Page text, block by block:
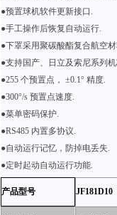
●预置球机软件更新接口.
●手工操作后恢复自动运行.
●下罩采用聚碳酸酯复合航空
●支持国产、日立及索尼系列
●255 个预置点， ±0.1° 精度.
●300°/s 预置点速度.
●菜单密码保护.
●RS485 内置多协议.
●自动运行记忆，防掉电丢失.
●定时起动自动运行功能.
产品型号 JF181D10